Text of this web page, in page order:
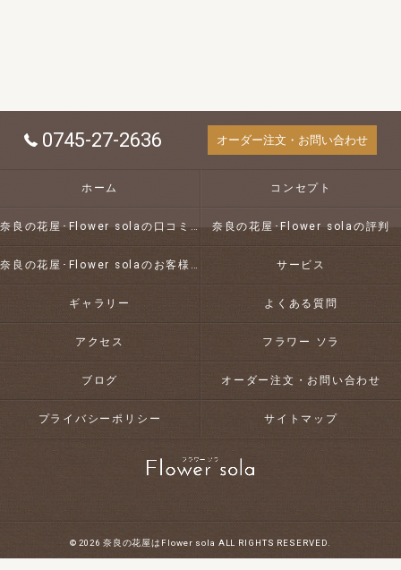
0745-27-2636 オーダー注文・お問い合わせ
ホーム コンセプト
奈良の花屋･Flower solaの口コミ情報 奈良の花屋･Flower solaの評判
奈良の花屋･Flower solaのお客様の声 サービス
ギャラリー よくある質問
アクセス フラワー ソラ
ブログ オーダー注文・お問い合わせ
プライバシーポリシー サイトマップ
© 2026 奈良の花屋はFlower sola ALL RIGHTS RESERVED.